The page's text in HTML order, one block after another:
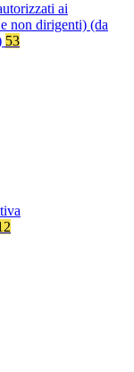
ai
non dirigenti) (da
53